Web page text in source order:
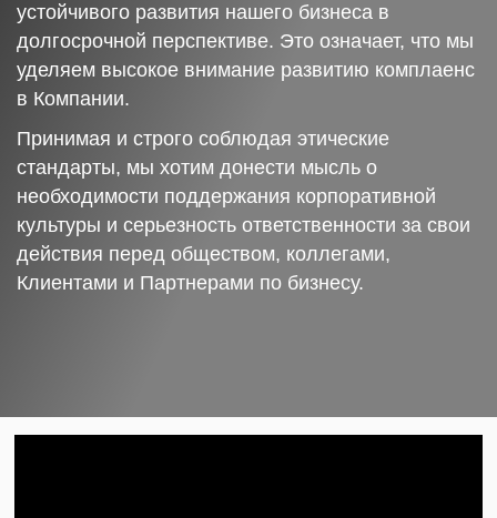
устойчивого развития нашего бизнеса в
долгосрочной перспективе. Это означает, что мы
уделяем высокое внимание развитию комплаенс
в Компании.
Принимая и строго соблюдая этические
стандарты, мы хотим донести мысль о
необходимости поддержания корпоративной
культуры и серьезность ответственности за свои
действия перед обществом, коллегами,
Клиентами и Партнерами по бизнесу.